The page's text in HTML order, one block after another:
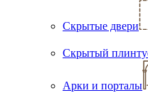
Скрытые двери
Скрытый
Арки и порталы